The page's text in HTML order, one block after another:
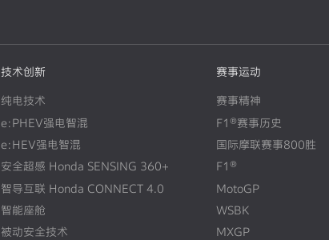
技术创新
纯电技术
e:PHEV强电智混
e:HEV强电智混
安全超感 Honda SENSING 360+
智导互联 Honda CONNECT 4.0
智能座舱
被动安全技术
赛事运动
赛事精神
F1®赛事历史
国际摩联赛事800胜
F1®
MotoGP
WSBK
MXGP